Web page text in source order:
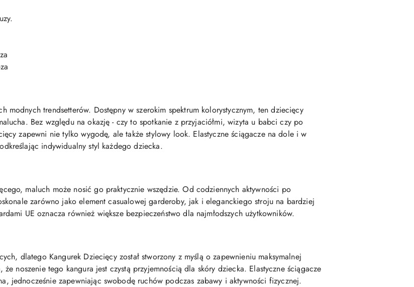
modnych trendsetterów. Dostępny w szerokim spektrum kolorystycznym, ten dziecięcy
Bez względu na okazję - czy to spotkanie z przyjaciółmi, wizyta u babci czy po
zapewni nie tylko wygodę, ale także stylowy look. Elastyczne ściągacze na dole i w
indywidualny styl każdego dziecka.
maluch może nosić go praktycznie wszędzie. Od codziennych aktywności po
zarówno jako element casualowej garderoby, jak i eleganckiego stroju na bardziej
UE oznacza również większe bezpieczeństwo dla najmłodszych użytkowników.
dlatego Kangurek Dziecięcy został stworzony z myślą o zapewnieniu maksymalnej
noszenie tego kangura jest czystą przyjemnością dla skóry dziecka. Elastyczne ściągacze
jednocześnie zapewniając swobodę ruchów podczas zabawy i aktywności fizycznej.